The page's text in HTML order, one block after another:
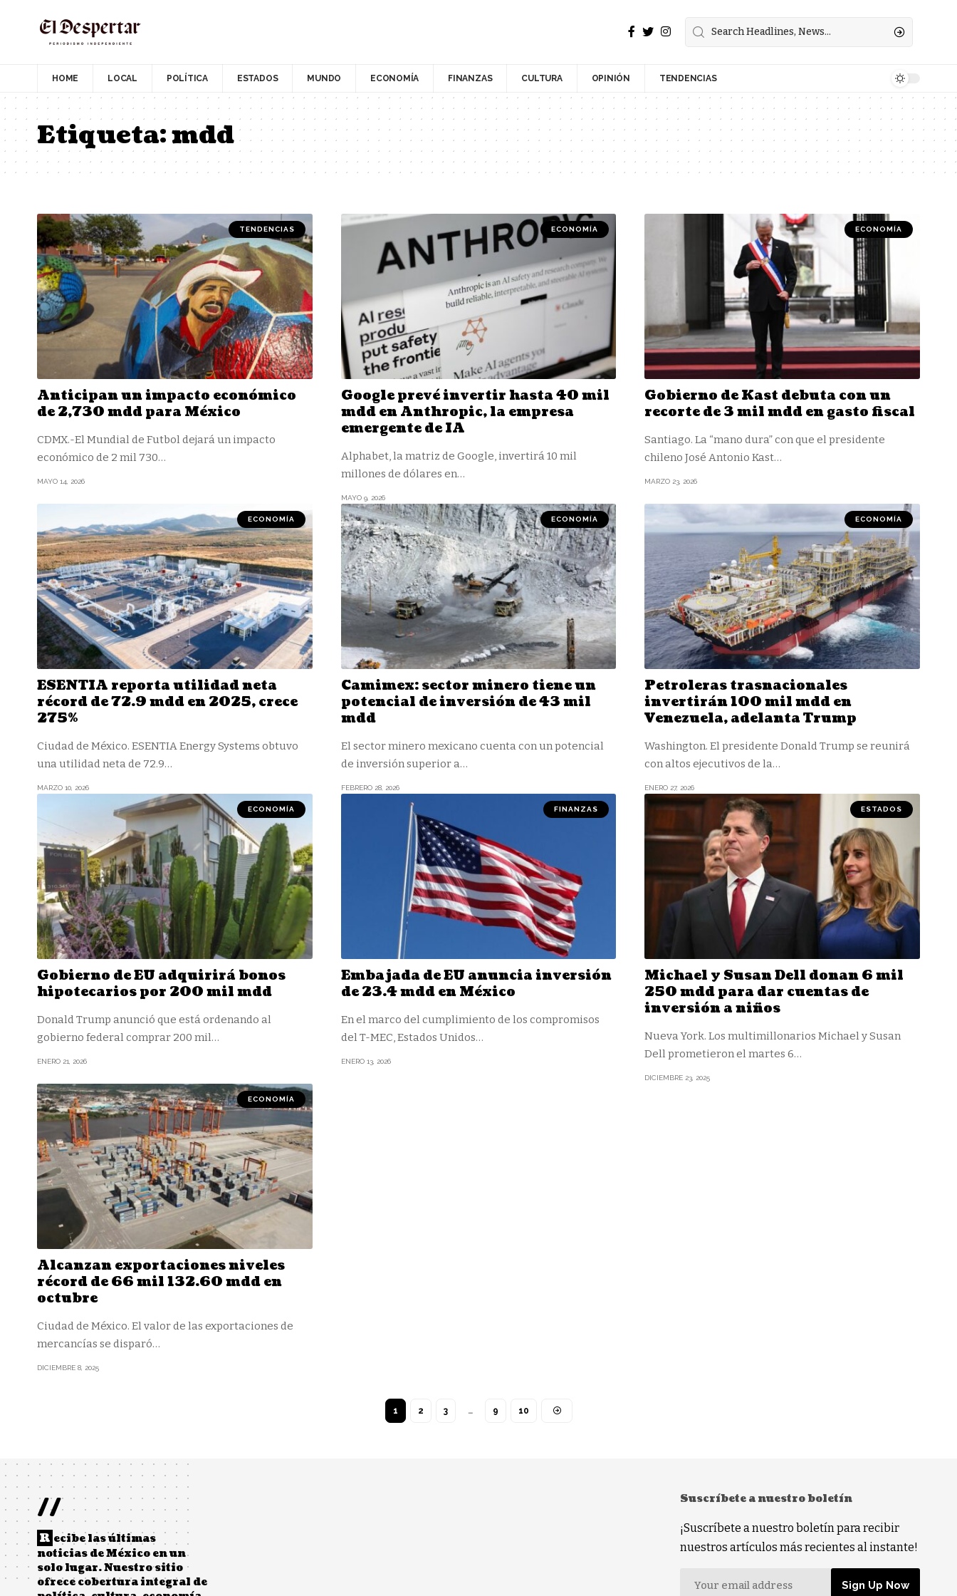
HOME LOCAL POLÍTICA ESTADOS MUNDO ECONOMÍA FINANZAS CULTURA OPINIÓN TENDENCIAS
Etiqueta:mdd
TENDENCIAS
Anticipan un impacto económico
de 2,730 mdd para México
CDMX.-El Mundial de Futbol dejará un impacto
económico de 2 mil 730…
MAYO 14, 2026
ECONOMÍA
Google prevé invertir hasta 40 mil
mdd en Anthropic, la empresa
emergente de IA
Alphabet, la matriz de Google, invertirá 10 mil
millones de dólares en…
MAYO 9, 2026
ECONOMÍA
Gobierno de Kast debuta con un
recorte de 3 mil mdd en gasto fiscal
Santiago. La “mano dura” con que el presidente
chileno José Antonio Kast…
MARZO 23, 2026
ECONOMÍA
ESENTIA reporta utilidad neta
récord de 72.9 mdd en 2025, crece
275%
Ciudad de México. ESENTIA Energy Systems obtuvo
una utilidad neta de 72.9…
MARZO 10, 2026
ECONOMÍA
Camimex: sector minero tiene un
potencial de inversión de 43 mil
mdd
El sector minero mexicano cuenta con un potencial
de inversión superior a…
FEBRERO 28, 2026
ECONOMÍA
Petroleras trasnacionales
invertirán 100 mil mdd en
Venezuela, adelanta Trump
Washington. El presidente Donald Trump se reunirá
con altos ejecutivos de la…
ENERO 27, 2026
ECONOMÍA
Gobierno de EU adquirirá bonos
hipotecarios por 200 mil mdd
Donald Trump anunció que está ordenando al
gobierno federal comprar 200 mil…
ENERO 21, 2026
FINANZAS
Embajada de EU anuncia inversión
de 23.4 mdd en México
En el marco del cumplimiento de los compromisos
del T-MEC, Estados Unidos…
ENERO 13, 2026
ESTADOS
Michael y Susan Dell donan 6 mil
250 mdd para dar cuentas de
inversión a niños
Nueva York. Los multimillonarios Michael y Susan
Dell prometieron el martes 6…
DICIEMBRE 23, 2025
ECONOMÍA
Alcanzan exportaciones niveles
récord de 66 mil 132.60 mdd en
octubre
Ciudad de México. El valor de las exportaciones de
mercancías se disparó…
DICIEMBRE 8, 2025
1 2 3 … 9 10
//
R ecibe las últimas
noticias de México en un
solo lugar. Nuestro sitio
ofrece cobertura integral de
Suscríbete a nuestro boletín
¡Suscríbete a nuestro boletín para recibir
nuestros artículos más recientes al instante!